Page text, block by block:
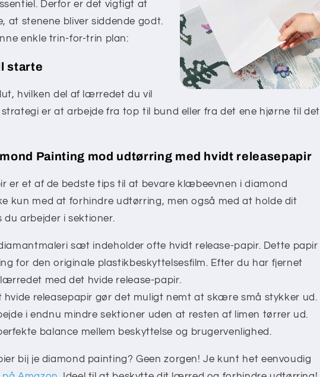
Derfor er det vigtigt at
at stenene bliver siddende godt.
enkle trin-for-trin plan:
starte
hvilken del af lærredet du vil
er at arbejde fra top til bund eller fra det ene hjørne til det
Painting mod udtørring med hvidt releasepapir
er et af de bedste tips til at bevare klæbeevnen i diamond
kun med at forhindre udtørring, men også med at holde dit
arbejder i sektioner.
sæt indeholder ofte hvidt release-papir. Dette papir
for den originale plastikbeskyttelsesfilm. Efter du har fjernet
med det hvide release-papir.
hvide releasepapir gør det muligt nemt at skære små stykker ud.
i endnu mindre sektioner uden at resten af limen tørrer ud.
balance mellem beskyttelse og brugervenlighed.
bij je diamond painting? Geen zorgen! Je kunt het eenvoudig